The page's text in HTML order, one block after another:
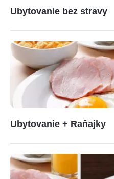
Ubytovanie bez stravy
Ubytovanie + Raňajky